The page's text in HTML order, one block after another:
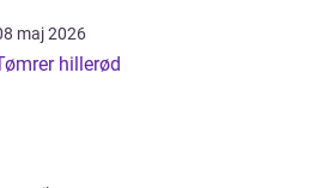
maj 2026
hillerød